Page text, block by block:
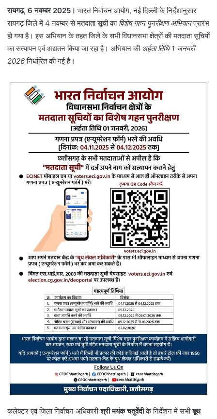
रायगढ़, 6 नवम्बर 2025। भारत निर्वाचन आयोग, नई दिल्ली के निर्देशानुसार
रायगढ़ जिले में 4 नवम्बर से मतदाता सूची का विशेष गहन पुनरीक्षण अभियानप्रारंभ
हो गया है। इस अभियान के तहत जिले के सभी विधानसभा क्षेत्रों की मतदाता सूचियों
का सत्यापन एवं अद्यतन किया जा रहा है। अभियान की अर्हता तिथि 1 जनवरी
2026निर्धारित की गई है।
कलेक्टर एवं जिला निर्वाचन अधिकारीश्री मयंक चतुर्वेदीके निर्देशन में सभीबूथ